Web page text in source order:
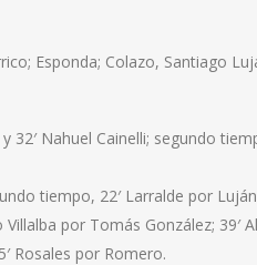
Esponda; Colazo, Santiago
Nahuel Cainelli; segundo
tiempo, 22′ Larralde por
por Tomás González; 39′
Rosales por Romero.